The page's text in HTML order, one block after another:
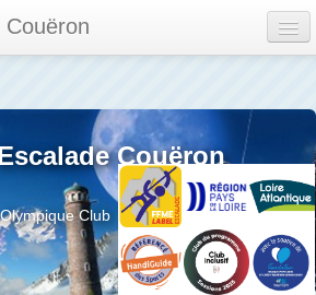
et des compétitions
Couëron
Club